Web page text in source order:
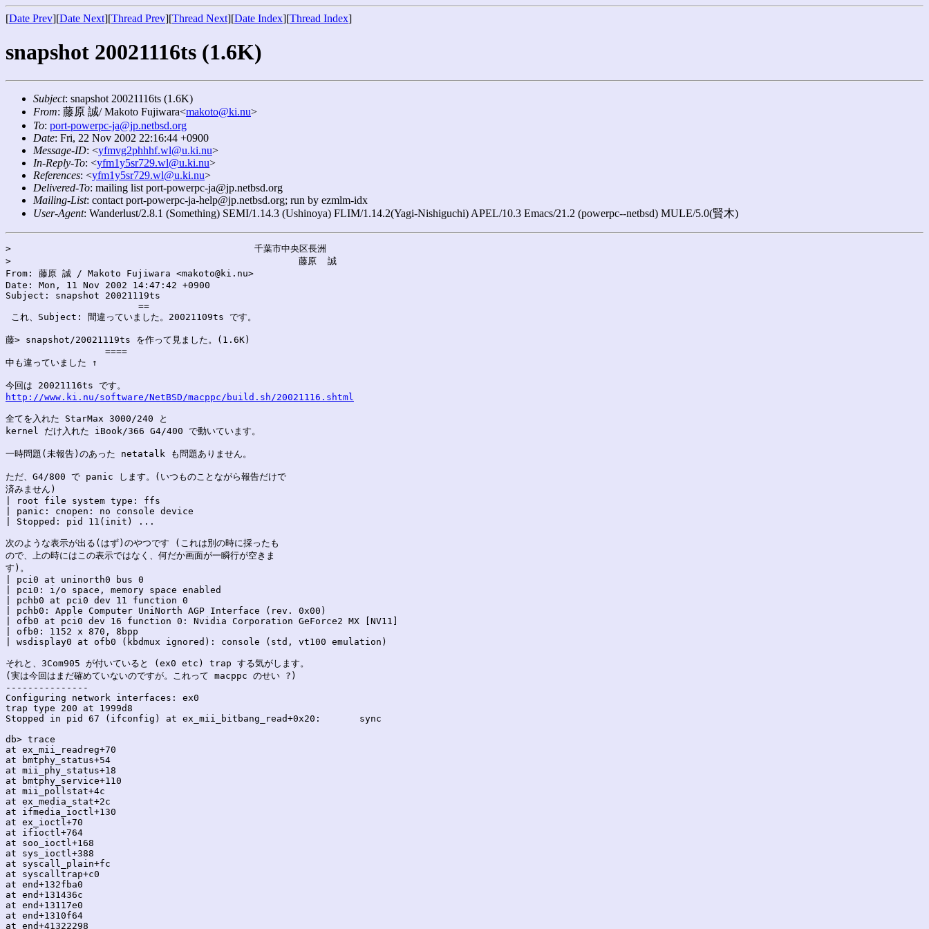
[Date Prev][Date Next][Thread Prev][Thread Next][Date Index][Thread Index]
snapshot 20021116ts (1.6K)
Subject: snapshot 20021116ts (1.6K)
From: 藤原 誠/ Makoto Fujiwara<makoto@ki.nu>
To: port-powerpc-ja@jp.netbsd.org
Date: Fri, 22 Nov 2002 22:16:44 +0900
Message-ID: <yfmvg2phhhf.wl@u.ki.nu>
In-Reply-To: <yfm1y5sr729.wl@u.ki.nu>
References: <yfm1y5sr729.wl@u.ki.nu>
Delivered-To: mailing list port-powerpc-ja@jp.netbsd.org
Mailing-List: contact port-powerpc-ja-help@jp.netbsd.org; run by ezmlm-idx
User-Agent: Wanderlust/2.8.1 (Something) SEMI/1.14.3 (Ushinoya) FLIM/1.14.2(Yagi-Nishiguchi) APEL/10.3 Emacs/21.2 (powerpc--netbsd) MULE/5.0(賢木)
>                                            千葉市中央区長洲
>                                                    藤原  誠
From: 藤原 誠 / Makoto Fujiwara <makoto@ki.nu>
Date: Mon, 11 Nov 2002 14:47:42 +0900
Subject: snapshot 20021119ts
                        ==
これ、Subject: 間違っていました。20021109ts です。
藤> snapshot/20021119ts を作って見ました。(1.6K)
                  ====
中も違っていました ↑
http://www.ki.nu/software/NetBSD/macppc/build.sh/20021116.shtml
全てを入れた StarMax 3000/240 と
kernel だけ入れた iBook/366 G4/400 で動いています。
一時問題(未報告)のあった netatalk も問題ありません。
ただ、G4/800 で panic します。(いつものことながら報告だけで
済みません)
| root file system type: ffs
| panic: cnopen: no console device
| Stopped: pid 11(init) ...
次のような表示が出る(はず)のやつです (これは別の時に採ったも
ので、上の時にはこの表示ではなく、何だか画面が一瞬行が空きま
す)。
| pci0 at uninorth0 bus 0
| pci0: i/o space, memory space enabled
| pchb0 at pci0 dev 11 function 0
| pchb0: Apple Computer UniNorth AGP Interface (rev. 0x00)
| ofb0 at pci0 dev 16 function 0: Nvidia Corporation GeForce2 MX [NV11]
| ofb0: 1152 x 870, 8bpp
| wsdisplay0 at ofb0 (kbdmux ignored): console (std, vt100 emulation)
それと、3Com905 が付いていると (ex0 etc) trap する気がします。
(実は今回はまだ確めていないのですが。これって macppc のせい ?)
---------------
Configuring network interfaces: ex0
trap type 200 at 1999d8
Stopped in pid 67 (ifconfig) at ex_mii_bitbang_read+0x20:       sync
db> trace
at ex_mii_readreg+70
at bmtphy_status+54
at mii_phy_status+18
at bmtphy_service+110
at mii_pollstat+4c
at ex_media_stat+2c
at ifmedia_ioctl+130
at ex_ioctl+70
at ifioctl+764
at soo_ioctl+168
at sys_ioctl+388
at syscall_plain+fc
at syscalltrap+c0
at end+132fba0
at end+131436c
at end+13117e0
at end+1310f64
at end+41322298